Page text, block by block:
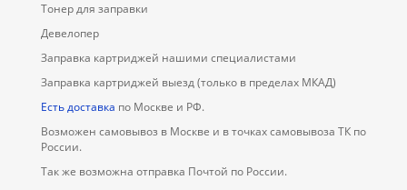
Тонер для заправки
Девелопер
Заправка картриджей нашими специалистами
Заправка картриджей выезд (только в пределах МКАД)
Есть доставка по Москве и РФ.
Возможен самовывоз в Москве и в точках самовывоза ТК по
России.
Так же возможна отправка Почтой по России.